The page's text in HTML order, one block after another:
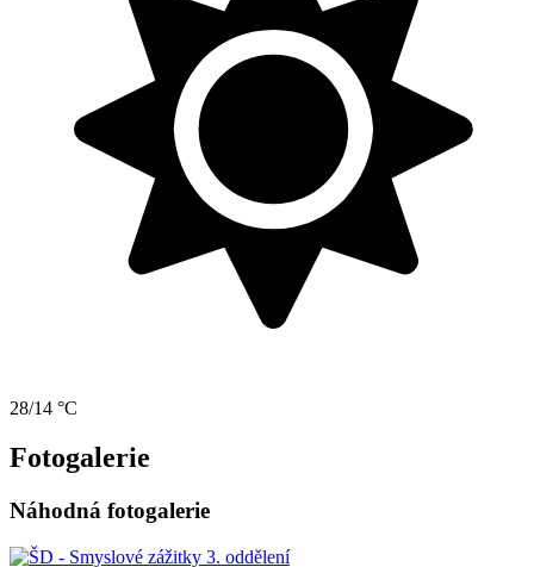
28/14 °C
Fotogalerie
Náhodná fotogalerie